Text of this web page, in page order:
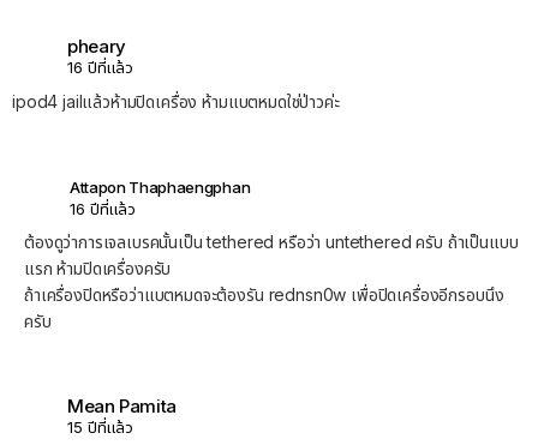
pheary
16 ปีที่แล้ว
ipod4 jailแล้วห้ามปิดเครื่อง ห้ามแบตหมดใช่ป่าวค่ะ
Attapon Thaphaengphan
16 ปีที่แล้ว
ต้องดูว่าการเจลเบรคนั้นเป็น tethered หรือว่า untethered ครับ ถ้าเป็นแบบ
แรก ห้ามปิดเครื่องครับ
ถ้าเครื่องปิดหรือว่าแบตหมดจะต้องรัน rednsn0w เพื่อปิดเครื่องอีกรอบนึง
ครับ
Mean Pamita
15 ปีที่แล้ว